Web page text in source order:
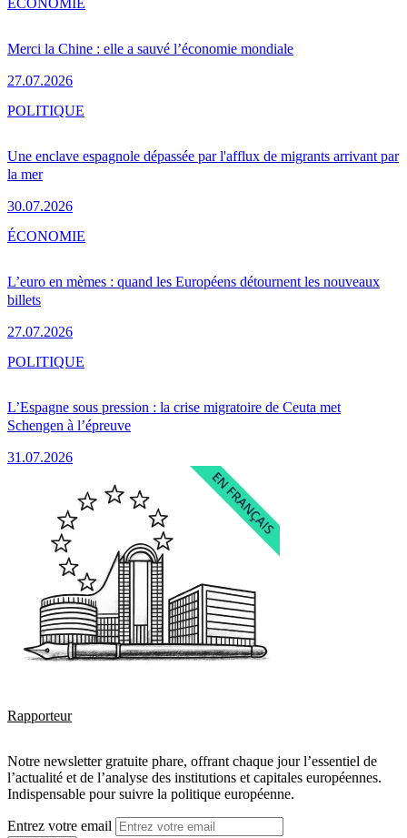
Merci la Chine : elle a sauvé l’économie mondiale
27.07.2026
ÉCONOMIE
Une enclave espagnole dépassée par l'afflux de migrants arrivant par
la mer
30.07.2026
POLITIQUE
L’euro en mèmes : quand les Européens détournent les nouveaux
billets
27.07.2026
ÉCONOMIE
L’Espagne sous pression : la crise migratoire de Ceuta met
Schengen à l’épreuve
31.07.2026
POLITIQUE
Rapporteur
Notre newsletter gratuite phare, offrant chaque jour l’essentiel de
l’actualité et de l’analyse des institutions et capitales européennes.
Indispensable pour suivre la politique européenne.
Entrez votre email